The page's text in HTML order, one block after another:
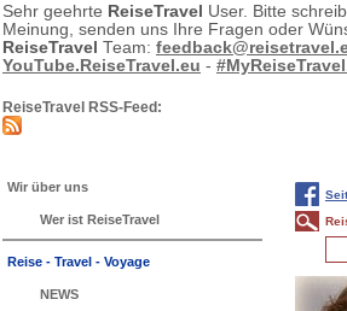
Sehr geehrte ReiseTravel User. Bitte
Meinung, senden uns Ihre Fragen oder
ReiseTravel Team:
YouTube.ReiseTravel.eu -
ReiseTravel RSS-Feed:
Wir über uns
Wer ist ReiseTravel
Reise - Travel - Voyage
NEWS